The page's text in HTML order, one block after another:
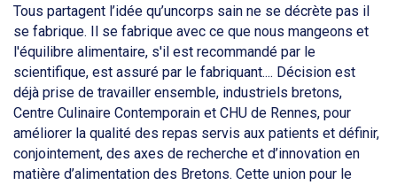
Tous partagent l’idée qu’uncorps sain ne se décrète pas il
se fabrique. Il se fabrique avec ce que nous mangeons et
l'équilibre alimentaire, s'il est recommandé par le
scientifique, est assuré par le fabriquant.... Décision est
déjà prise de travailler ensemble, industriels bretons,
Centre Culinaire Contemporain et CHU de Rennes, pour
améliorer la qualité des repas servis aux patients et définir,
conjointement, des axes de recherche et d’innovation en
matière d’alimentation des Bretons. Cette union pour le